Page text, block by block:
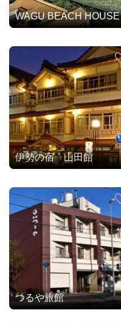
WAGU BEACH HOUSE
伊勢の宿 山田館
つるや旅館